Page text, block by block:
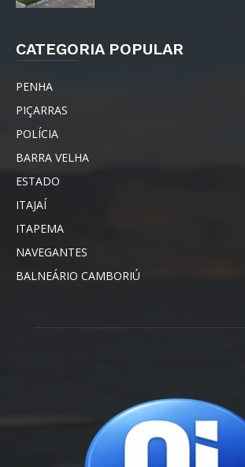
CATEGORIA POPULAR
PENHA
PIÇARRAS
POLÍCIA
BARRA VELHA
ESTADO
ITAJAÍ
ITAPEMA
NAVEGANTES
BALNEÁRIO CAMBORIÚ